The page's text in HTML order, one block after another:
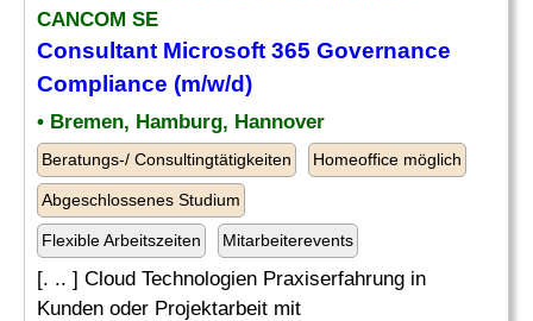
CANCOM SE
Consultant Microsoft 365 Governance
Compliance (m/w/d)
• Bremen, Hamburg, Hannover
Beratungs-/ Consultingtätigkeiten Homeoffice möglich
Abgeschlossenes Studium
Flexible Arbeitszeiten Mitarbeiterevents
[. .. ] Cloud Technologien Praxiserfahrung in
Kunden oder Projektarbeit mit